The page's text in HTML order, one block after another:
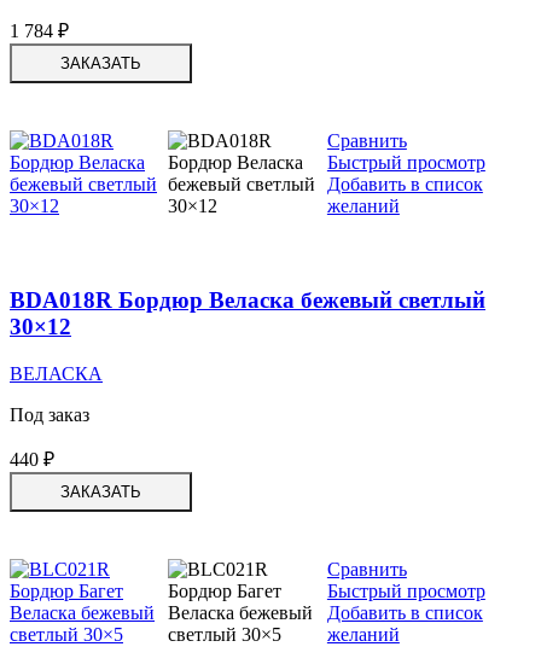
1 784 ₽
ЗАКАЗАТЬ
Сравнить
Быстрый просмотр
Добавить в список
желаний
BDA018R Бордюр Веласка бежевый светлый
30×12
ВЕЛАСКА
Под заказ
440 ₽
ЗАКАЗАТЬ
Сравнить
Быстрый просмотр
Добавить в список
желаний